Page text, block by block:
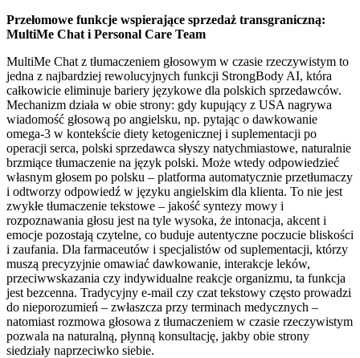
Przełomowe funkcje wspierające sprzedaż transgraniczną:
MultiMe Chat i Personal Care Team
MultiMe Chat z tłumaczeniem głosowym w czasie rzeczywistym to
jedna z najbardziej rewolucyjnych funkcji StrongBody AI, która
całkowicie eliminuje bariery językowe dla polskich sprzedawców.
Mechanizm działa w obie strony: gdy kupujący z USA nagrywa
wiadomość głosową po angielsku, np. pytając o dawkowanie
omega-3 w kontekście diety ketogenicznej i suplementacji po
operacji serca, polski sprzedawca słyszy natychmiastowe, naturalnie
brzmiące tłumaczenie na język polski. Może wtedy odpowiedzieć
własnym głosem po polsku – platforma automatycznie przetłumaczy
i odtworzy odpowiedź w języku angielskim dla klienta. To nie jest
zwykłe tłumaczenie tekstowe – jakość syntezy mowy i
rozpoznawania głosu jest na tyle wysoka, że intonacja, akcent i
emocje pozostają czytelne, co buduje autentyczne poczucie bliskości
i zaufania. Dla farmaceutów i specjalistów od suplementacji, którzy
muszą precyzyjnie omawiać dawkowanie, interakcje leków,
przeciwwskazania czy indywidualne reakcje organizmu, ta funkcja
jest bezcenna. Tradycyjny e-mail czy czat tekstowy często prowadzi
do nieporozumień – zwłaszcza przy terminach medycznych –
natomiast rozmowa głosowa z tłumaczeniem w czasie rzeczywistym
pozwala na naturalną, płynną konsultację, jakby obie strony
siedziały naprzeciwko siebie.